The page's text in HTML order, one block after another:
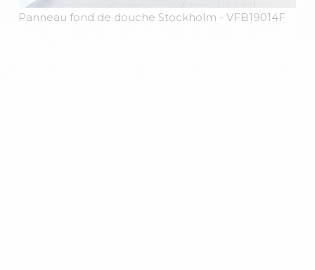
Panneau fond de douche Stockholm - VFB19014F